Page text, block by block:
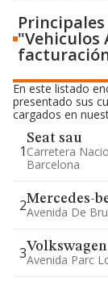
"Vehiculos
En este listado
presentado sus
cargados en
1
Seat sau
Carretera
Barcelona
2Mercedes-
Avenida De
3Avenida Parc